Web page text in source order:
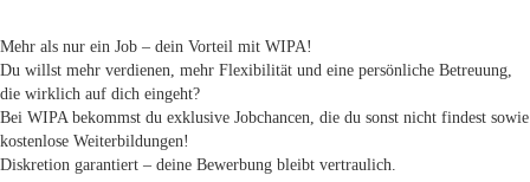
Mehr als nur ein Job – dein Vorteil mit WIPA!
Du willst mehr verdienen, mehr Flexibilität und eine persönliche Betreuung,
die wirklich auf dich eingeht?
Bei WIPA bekommst du exklusive Jobchancen, die du sonst nicht findest sowie
kostenlose Weiterbildungen!
Diskretion garantiert – deine Bewerbung bleibt vertraulich.